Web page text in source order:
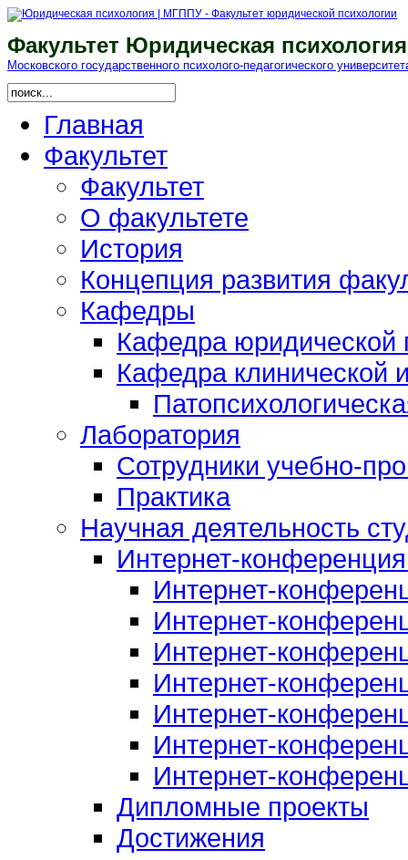
Факультет Юридическая психология
Московского гоcударственного психолого-педагогического
Главная
Факультет
Факультет
О факультете
История
Концепция развития
Кафедры
Кафедра юридической
Кафедра клинической
Лаборатория
Сотрудники учебно-
Практика
Научная деятельность
Интернет-
Интернет-
Интернет-
Интернет-
Интернет-
Интернет-
Интернет-
Интернет-
Дипломные проекты
Достижения